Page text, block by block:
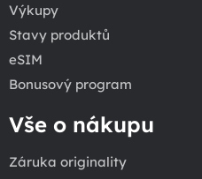
Výkupy
Stavy produktů
eSIM
Bonusový program
Vše o nákupu
Záruka originality